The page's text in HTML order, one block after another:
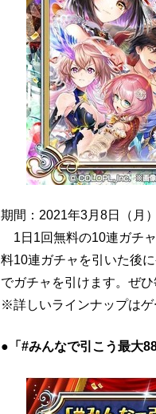
期間：2021年3月8日（月
1日1回無料の10連ガチ
料10連ガチャを引いた後
でガチャを引けます。ぜ
※詳しいラインナップはゲ
●「#みんなで引こう最大